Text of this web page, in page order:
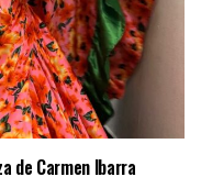
de Carmen Ibarra